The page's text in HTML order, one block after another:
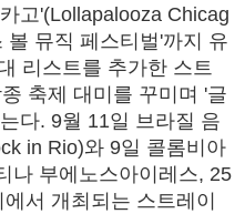
고'(Lollapalooza Chicag
뮤직 페스티벌'까지 유
리스트를 추가한 스트
축제 대미를 꾸미며 '글
다. 9월 11일 브라질 음
in Rio)와 9일 콜롬비아
나 부에노스아이레스, 25
서 개최되는 스트레이